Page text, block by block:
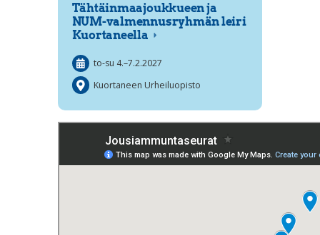
Tähtäinmaajoukkueen ja
NUM-valmennusryhmän leiri
Kuortaneella
to-su 4.–7.2.2027
Kuortaneen Urheiluopisto